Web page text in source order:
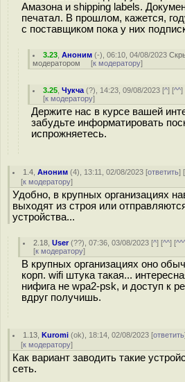
Амазона и shipping labels.
печатал. В прошлом, кажется,
с поставщиком пока у них
3.23 ,Аноним (-), 06:10, 04/08/2023
модератором [к модератору]
3.25 ,Чукча (?), 14:23, 09/08/2023 [^] [^^]
[к модератору]
Держите нас в курсе вашей
забудьте информатировать
испрожняетесь.
1.4 ,Аноним (4), 13:11, 02/08/2023 [ответить] [
[к модератору]
Удобно, в крупных организациях
выходят из строя или
устройства...
2.18 ,User(??), 07:36, 03/08/2023 [^] [^^] [
[к модератору]
В крупных организациях оно
корп. wifi штука такая...
нифига не wpa2-psk, и доступ к
вдруг получишь.
1.13 ,Kuromi (ok), 18:14, 02/08/2023 [ответить
[к модератору]
Как вариант заводить такие
сеть.